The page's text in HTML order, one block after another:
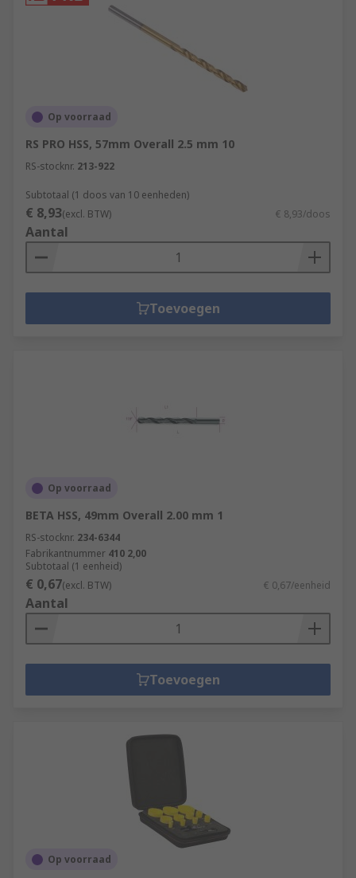
Op voorraad
RS PRO HSS, 57mm Overall 2.5 mm 10
RS-stocknr. 213-922
Subtotaal (1 doos van 10 eenheden)
€ 8,93(excl. BTW) € 8,93/doos
Aantal
Toevoegen
Op voorraad
BETA HSS, 49mm Overall 2.00 mm 1
RS-stocknr. 234-6344
Fabrikantnummer 410 2,00
Subtotaal (1 eenheid)
€ 0,67(excl. BTW) € 0,67/eenheid
Aantal
Toevoegen
Op voorraad